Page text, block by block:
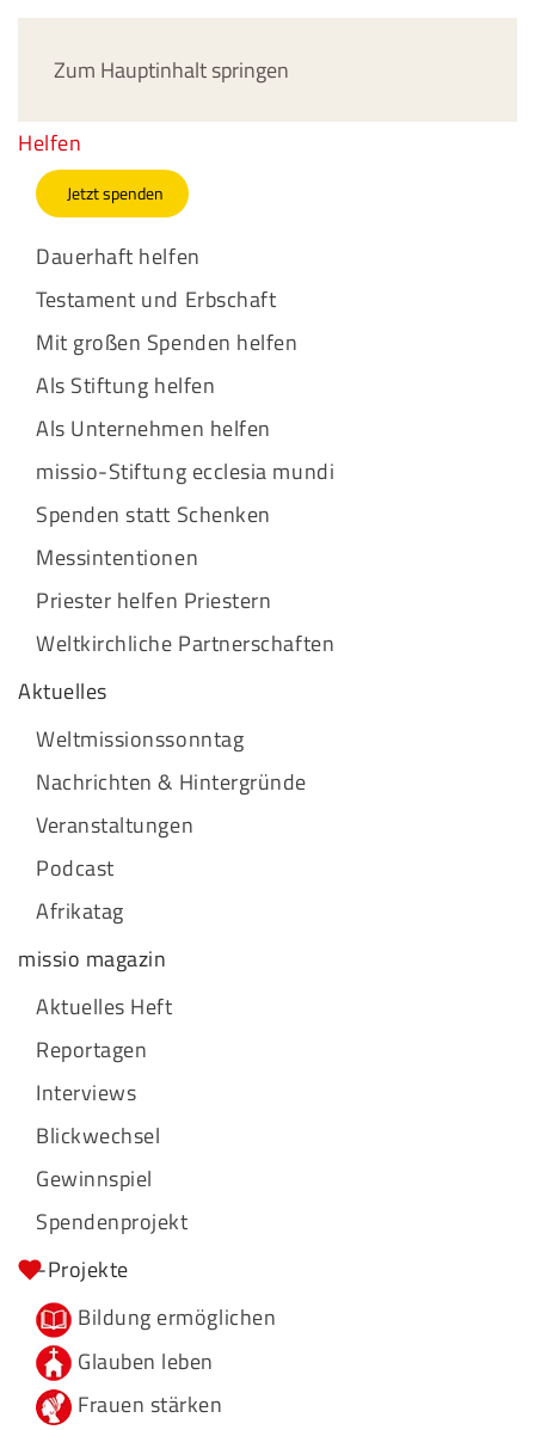
Zum Hauptinhalt springen
Helfen
Jetzt spenden
Dauerhaft helfen
Testament und Erbschaft
Mit großen Spenden helfen
Als Stiftung helfen
Als Unternehmen helfen
missio-Stiftung ecclesia mundi
Spenden statt Schenken
Messintentionen
Priester helfen Priestern
Weltkirchliche Partnerschaften
Aktuelles
Weltmissionssonntag
Nachrichten & Hintergründe
Veranstaltungen
Podcast
Afrikatag
missio magazin
Aktuelles Heft
Reportagen
Interviews
Blickwechsel
Gewinnspiel
Spendenprojekt
-Projekte
Bildung ermöglichen
Glauben leben
Frauen stärken